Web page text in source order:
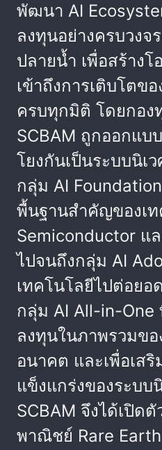
พัฒนา AI
ลงทุนอย่างครบวงจ
ปลายน้ำ เพื่อสร้าง
เข้าถึงการเติบโตข
ครบทุกมิติ โดยกอง
SCBAM ถูกออกแบ
โยงกันเป็นระบบนิเ
กลุ่ม AI
พื้นฐานสำคัญของเ
Semiconductor แ
ไปจนถึงกลุ่ม AI
เทคโนโลยีไปต่อย
กลุ่ม AI All-in-One
ลงทุนในภาพรวมขอ
อนาคต และเพื่อเสริ
แข็งแกร่งของระบบ
SCBAM จึงได้เปิด
พาณิชย์ Rare